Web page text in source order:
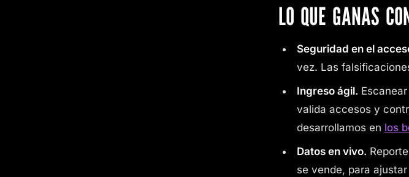
LO QUE GANAS
Seguridad en el
vez. Las
Ingreso ágil.
valida accesos y
desarrollamos en los
Datos en vivo.
se vende, para